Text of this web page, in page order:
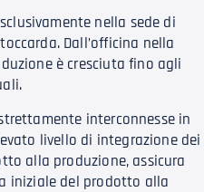
nella sede di
Dall’officina nella
è cresciuta fino agli
interconnesse in
livello di integrazione dei
alla produzione, assicura
iniziale del prodotto alla